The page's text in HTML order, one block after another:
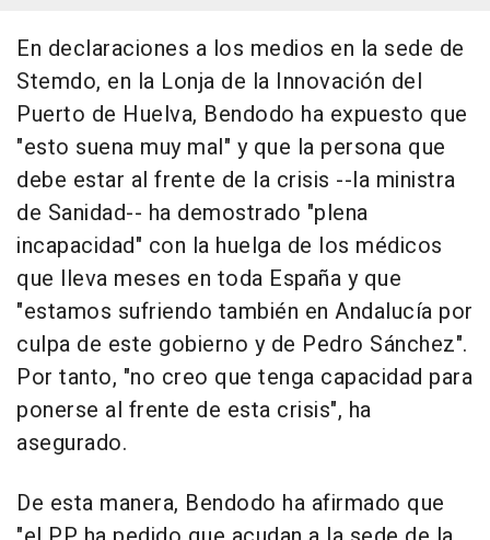
En declaraciones a los medios en la sede de
Stemdo, en la Lonja de la Innovación del
Puerto de Huelva, Bendodo ha expuesto que
"esto suena muy mal" y que la persona que
debe estar al frente de la crisis --la ministra
de Sanidad-- ha demostrado "plena
incapacidad" con la huelga de los médicos
que lleva meses en toda España y que
"estamos sufriendo también en Andalucía por
culpa de este gobierno y de Pedro Sánchez".
Por tanto, "no creo que tenga capacidad para
ponerse al frente de esta crisis", ha
asegurado.
De esta manera, Bendodo ha afirmado que